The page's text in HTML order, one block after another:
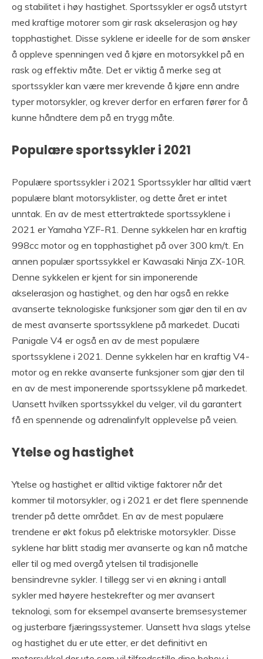
og stabilitet i høy hastighet. Sportssykler er også utstyrt
med kraftige motorer som gir rask akselerasjon og høy
topphastighet. Disse syklene er ideelle for de som ønsker
å oppleve spenningen ved å kjøre en motorsykkel på en
rask og effektiv måte. Det er viktig å merke seg at
sportssykler kan være mer krevende å kjøre enn andre
typer motorsykler, og krever derfor en erfaren fører for å
kunne håndtere dem på en trygg måte.
Populære sportssykler i 2021
Populære sportssykler i 2021 Sportssykler har alltid vært
populære blant motorsyklister, og dette året er intet
unntak. En av de mest ettertraktede sportssyklene i
2021 er Yamaha YZF-R1. Denne sykkelen har en kraftig
998cc motor og en topphastighet på over 300 km/t. En
annen populær sportssykkel er Kawasaki Ninja ZX-10R.
Denne sykkelen er kjent for sin imponerende
akselerasjon og hastighet, og den har også en rekke
avanserte teknologiske funksjoner som gjør den til en av
de mest avanserte sportssyklene på markedet. Ducati
Panigale V4 er også en av de mest populære
sportssyklene i 2021. Denne sykkelen har en kraftig V4-
motor og en rekke avanserte funksjoner som gjør den til
en av de mest imponerende sportssyklene på markedet.
Uansett hvilken sportssykkel du velger, vil du garantert
få en spennende og adrenalinfylt opplevelse på veien.
Ytelse og hastighet
Ytelse og hastighet er alltid viktige faktorer når det
kommer til motorsykler, og i 2021 er det flere spennende
trender på dette området. En av de mest populære
trendene er økt fokus på elektriske motorsykler. Disse
syklene har blitt stadig mer avanserte og kan nå matche
eller til og med overgå ytelsen til tradisjonelle
bensindrevne sykler. I tillegg ser vi en økning i antall
sykler med høyere hestekrefter og mer avansert
teknologi, som for eksempel avanserte bremsesystemer
og justerbare fjæringssystemer. Uansett hva slags ytelse
og hastighet du er ute etter, er det definitivt en